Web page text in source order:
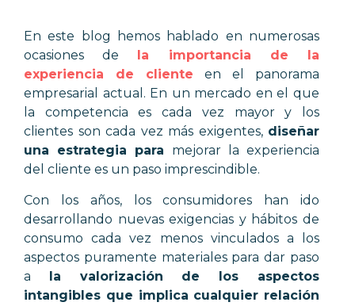
En este blog hemos hablado en numerosas
ocasiones de
la importancia de la
experiencia de cliente en el panorama
empresarial actual. En un mercado en el que
la competencia es cada vez mayor y los
clientes son cada vez más exigentes, diseñar
una estrategia para mejorar la experiencia
del cliente es un paso imprescindible.
Con los años, los consumidores han ido
desarrollando nuevas exigencias y hábitos de
consumo cada vez menos vinculados a los
aspectos puramente materiales para dar paso
a
la valorización de los aspectos
intangibles que implica cualquier relación